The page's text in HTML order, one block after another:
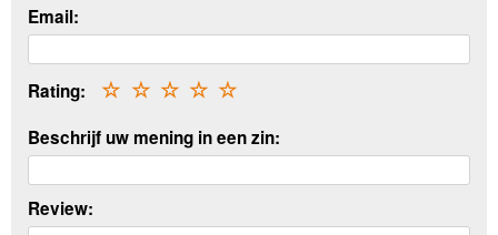
Email:
Rating: ☆
☆
☆
☆
☆
Beschrijf uw mening in een zin:
Review: